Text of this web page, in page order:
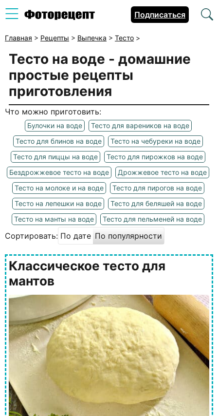
Подписаться
Главная > Рецепты > Выпечка > Тесто >
Тесто на воде - домашние
простые рецепты
приготовления
Что можно приготовить:
Булочки на воде
Тесто для вареников на воде
Тесто для блинов на воде
Тесто на чебуреки на воде
Тесто для пиццы на воде
Тесто для пирожков на воде
Бездрожжевое тесто на воде
Дрожжевое тесто на воде
Тесто на молоке и на воде
Тесто для пирогов на воде
Тесто на лепешки на воде
Тесто для беляшей на воде
Тесто на манты на воде
Тесто для пельменей на воде
Сортировать: По дате По популярности
Классическое тесто для
мантов